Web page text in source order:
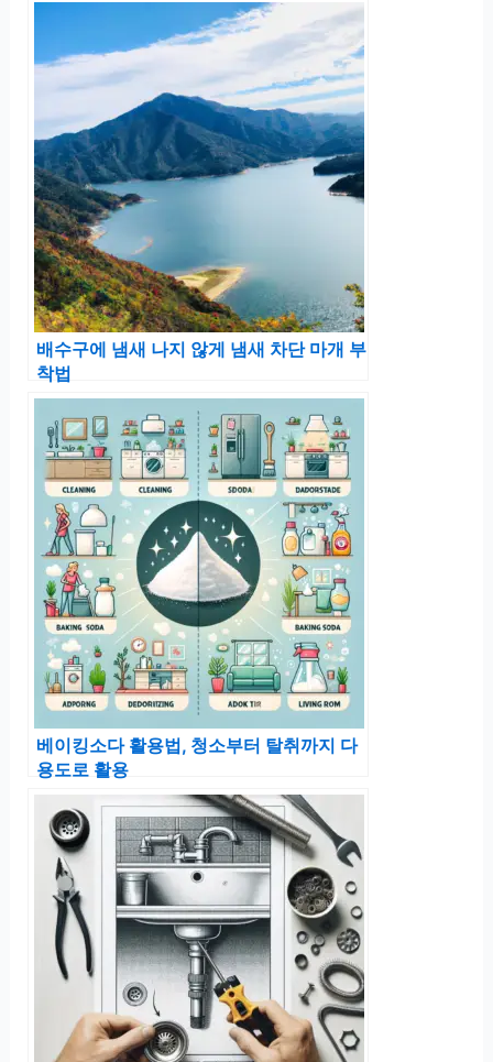
배수구에 냄새 나지 않게 냄새 차단 마개 부
착법
베이킹소다 활용법, 청소부터 탈취까지 다
용도로 활용